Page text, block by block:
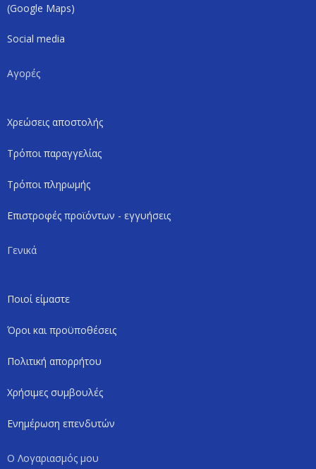
(Google Maps)
Social media
Αγορές
Χρεώσεις αποστολής
Τρόποι παραγγελίας
Τρόποι πληρωμής
Επιστροφές προϊόντων - εγγυήσεις
Γενικά
Ποιοί είμαστε
Όροι και προϋποθέσεις
Πολιτική απορρήτου
Χρήσιμες συμβουλές
Ενημέρωση επενδυτών
Ο Λογαριασμός μου